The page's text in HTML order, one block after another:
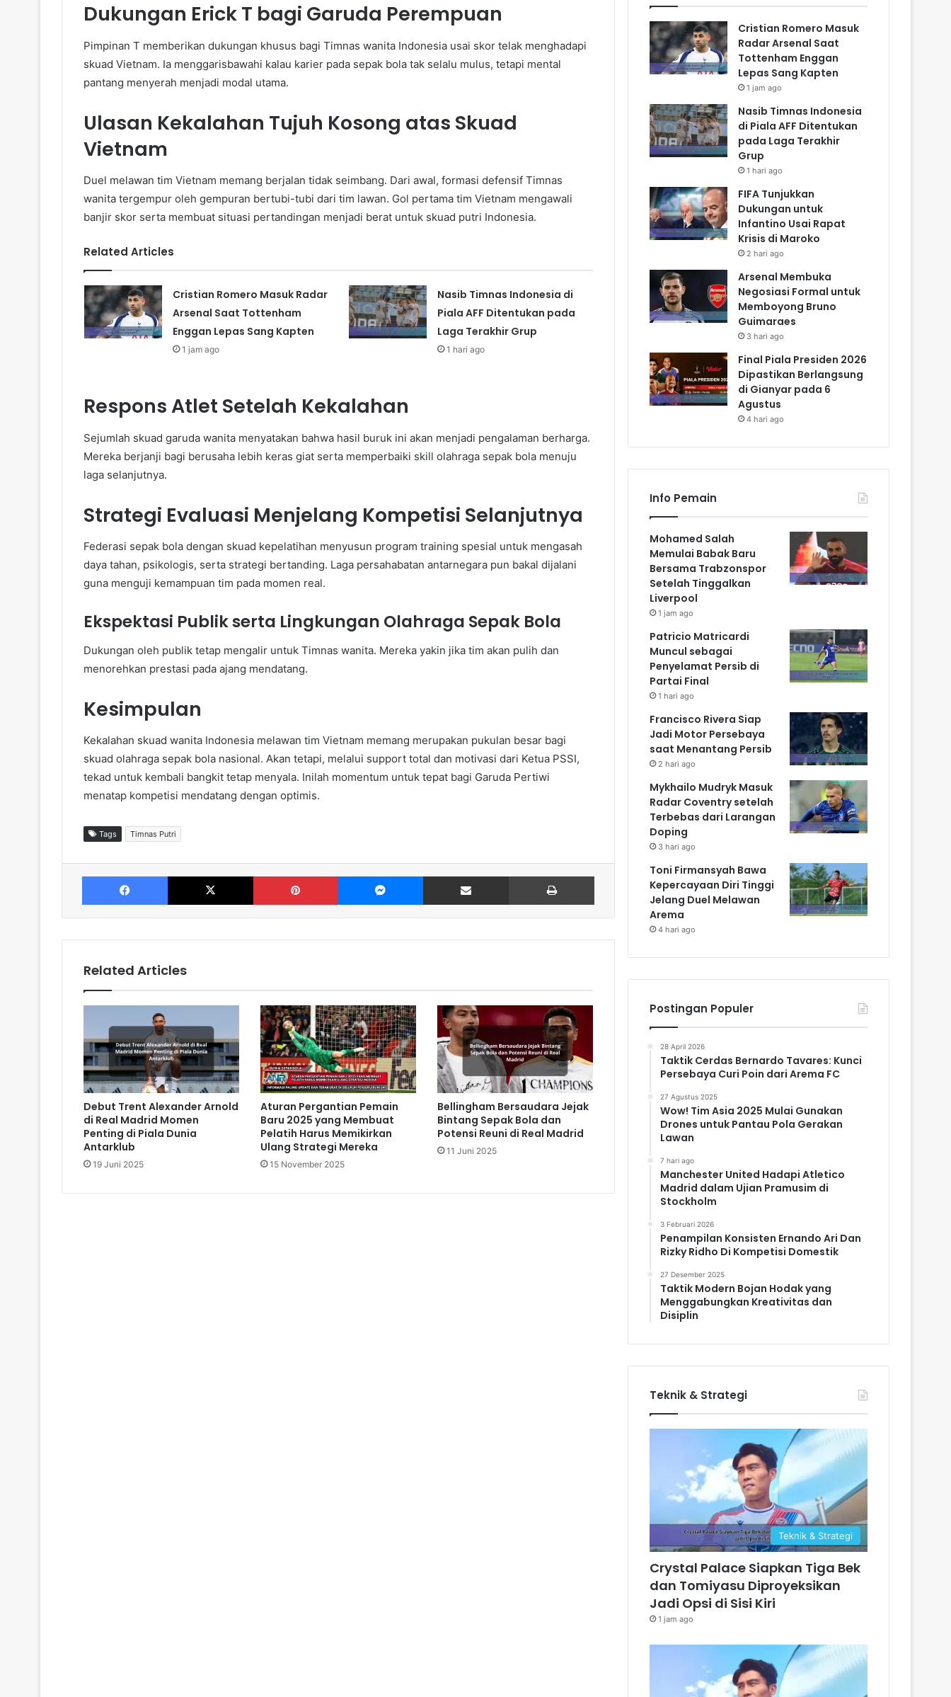
Dukungan Erick T bagi Garuda Perempuan
Pimpinan T memberikan dukungan khusus bagi Timnas wanita Indonesia usai skor telak menghadapi
skuad Vietnam. Ia menggarisbawahi kalau karier pada sepak bola tak selalu mulus, tetapi mental
pantang menyerah menjadi modal utama.
Ulasan Kekalahan Tujuh Kosong atas Skuad
Vietnam
Duel melawan tim Vietnam memang berjalan tidak seimbang. Dari awal, formasi defensif Timnas
wanita tergempur oleh gempuran bertubi-tubi dari tim lawan. Gol pertama tim Vietnam mengawali
banjir skor serta membuat situasi pertandingan menjadi berat untuk skuad putri Indonesia.
Related Articles
Cristian Romero Masuk Radar
Arsenal Saat Tottenham
Enggan Lepas Sang Kapten
1 jam ago
Nasib Timnas Indonesia di
Piala AFF Ditentukan pada
Laga Terakhir Grup
1 hari ago
Respons Atlet Setelah Kekalahan
Sejumlah skuad garuda wanita menyatakan bahwa hasil buruk ini akan menjadi pengalaman berharga.
Mereka berjanji bagi berusaha lebih keras giat serta memperbaiki skill olahraga sepak bola menuju
laga selanjutnya.
Strategi Evaluasi Menjelang Kompetisi Selanjutnya
Federasi sepak bola dengan skuad kepelatihan menyusun program training spesial untuk mengasah
daya tahan, psikologis, serta strategi bertanding. Laga persahabatan antarnegara pun bakal dijalani
guna menguji kemampuan tim pada momen real.
Ekspektasi Publik serta Lingkungan Olahraga Sepak Bola
Dukungan oleh publik tetap mengalir untuk Timnas wanita. Mereka yakin jika tim akan pulih dan
menorehkan prestasi pada ajang mendatang.
Kesimpulan
Kekalahan skuad wanita Indonesia melawan tim Vietnam memang merupakan pukulan besar bagi
skuad olahraga sepak bola nasional. Akan tetapi, melalui support total dan motivasi dari Ketua PSSI,
tekad untuk kembali bangkit tetap menyala. Inilah momentum untuk tepat bagi Garuda Pertiwi
menatap kompetisi mendatang dengan optimis.
Tags Timnas Putri
Facebook X Pinterest Messenger Share via Email
Related Articles
Debut Trent Alexander Arnold
di Real Madrid Momen
Penting di Piala Dunia
Antarklub
19 Juni 2025
Aturan Pergantian Pemain
Baru 2025 yang Membuat
Pelatih Harus Memikirkan
Ulang Strategi Mereka
15 November 2025
Bellingham Bersaudara Jejak
Bintang Sepak Bola dan
Potensi Reuni di Real Madrid
11 Juni 2025
Cristian Romero Masuk
Radar Arsenal Saat
Tottenham Enggan
Lepas Sang Kapten
1 jam ago
Nasib Timnas Indonesia
di Piala AFF Ditentukan
pada Laga Terakhir
Grup
1 hari ago
FIFA Tunjukkan
Dukungan untuk
Infantino Usai Rapat
Krisis di Maroko
2 hari ago
Arsenal Membuka
Negosiasi Formal untuk
Memboyong Bruno
Guimaraes
3 hari ago
Final Piala Presiden 2026
Dipastikan Berlangsung
di Gianyar pada 6
Agustus
4 hari ago
Info Pemain
Mohamed Salah
Memulai Babak Baru
Bersama Trabzonspor
Setelah Tinggalkan
Liverpool
1 jam ago
Patricio Matricardi
Muncul sebagai
Penyelamat Persib di
Partai Final
1 hari ago
Francisco Rivera Siap
Jadi Motor Persebaya
saat Menantang Persib
2 hari ago
Mykhailo Mudryk Masuk
Radar Coventry setelah
Terbebas dari Larangan
Doping
3 hari ago
Toni Firmansyah Bawa
Kepercayaan Diri Tinggi
Jelang Duel Melawan
Arema
4 hari ago
Postingan Populer
28 April 2026
Taktik Cerdas Bernardo Tavares: Kunci
Persebaya Curi Poin dari Arema FC
27 Agustus 2025
Wow! Tim Asia 2025 Mulai Gunakan
Drones untuk Pantau Pola Gerakan
Lawan
7 hari ago
Manchester United Hadapi Atletico
Madrid dalam Ujian Pramusim di
Stockholm
3 Februari 2026
Penampilan Konsisten Ernando Ari Dan
Rizky Ridho Di Kompetisi Domestik
27 Desember 2025
Taktik Modern Bojan Hodak yang
Menggabungkan Kreativitas dan
Disiplin
Teknik & Strategi
Teknik & Strategi
Crystal Palace Siapkan Tiga Bek
dan Tomiyasu Diproyeksikan
Jadi Opsi di Sisi Kiri
1 jam ago